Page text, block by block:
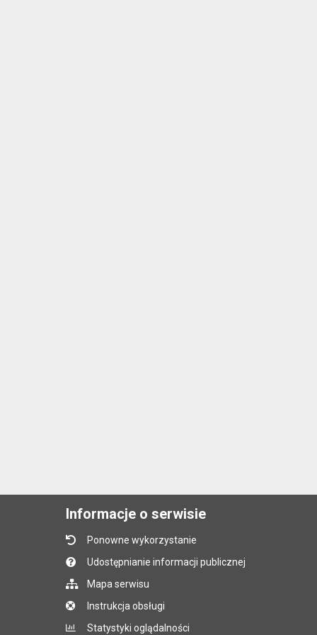
Informacje o serwisie
Ponowne wykorzystanie
Udostępnianie informacji publicznej
Mapa serwisu
Instrukcja obsługi
Statystyki oglądalności